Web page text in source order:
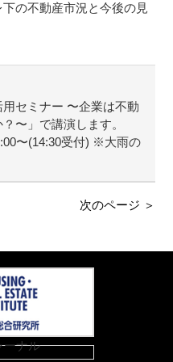
の不動産市況と今後の見
セミナー 〜企業は不動
〜」で講演します。
〜(14:30受付) ※大雨の
次のページ ＞